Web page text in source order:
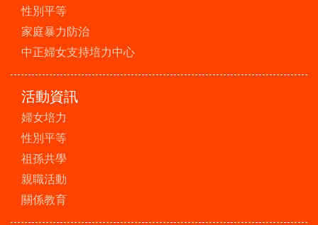
性別平等
家庭暴力防治
中正婦女支持培力中心
活動資訊
婦女培力
性別平等
祖孫共學
親職活動
關係教育